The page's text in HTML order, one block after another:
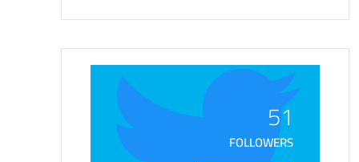
51
FOLLOWERS